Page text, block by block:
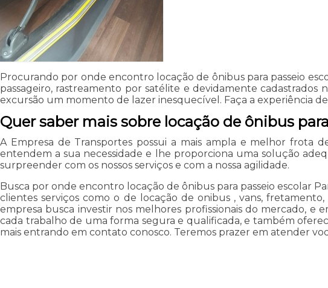
Procurando por onde encontro locação de ônibus para passeio
passageiro, rastreamento por satélite e devidamente
excursão um momento de lazer inesquecível. Faça a experiência de
Quer saber mais sobre locação de ônibus
A Empresa de Transportes possui a mais ampla e melhor frota
entendem a sua necessidade e lhe proporciona uma solução
surpreender com os nossos serviços e com a nossa agilidade.
Busca por onde encontro locação de ônibus para passeio escolar
clientes serviços como o de locação de onibus , vans,
empresa busca investir nos melhores profissionais do mercado, e
cada trabalho de uma forma segura e qualificada, e também
mais entrando em contato conosco. Teremos prazer em atender